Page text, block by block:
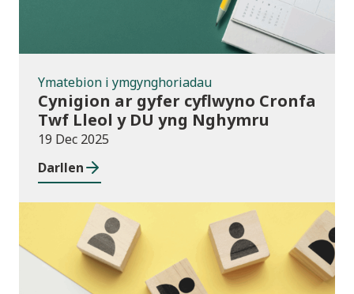
Ymatebion i ymgynghoriadau
Cynigion ar gyfer cyflwyno Cronfa
Twf Lleol y DU yng Nghymru
19 Dec 2025
Darllen